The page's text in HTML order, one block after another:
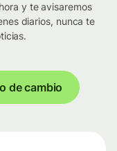
y te avisaremos
diarios, nunca te
de cambio